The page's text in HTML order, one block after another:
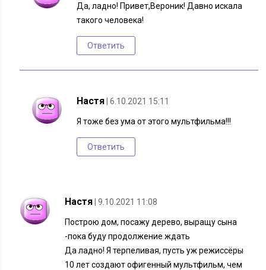
Да, ладно! Привет,Вероник! Давно искала
такого человека!
Ответить
Настя | 6.10.2021 15:11
Я тоже без ума от этого мультфильма!!!
Ответить
Настя | 9.10.2021 11:08
Построю дом, посажу дерево, выращу сына
-пока буду продолжение ждать
Да ладно! Я терпеливая, пусть уж режиссёры
10 лет создают офигенный мультфильм, чем